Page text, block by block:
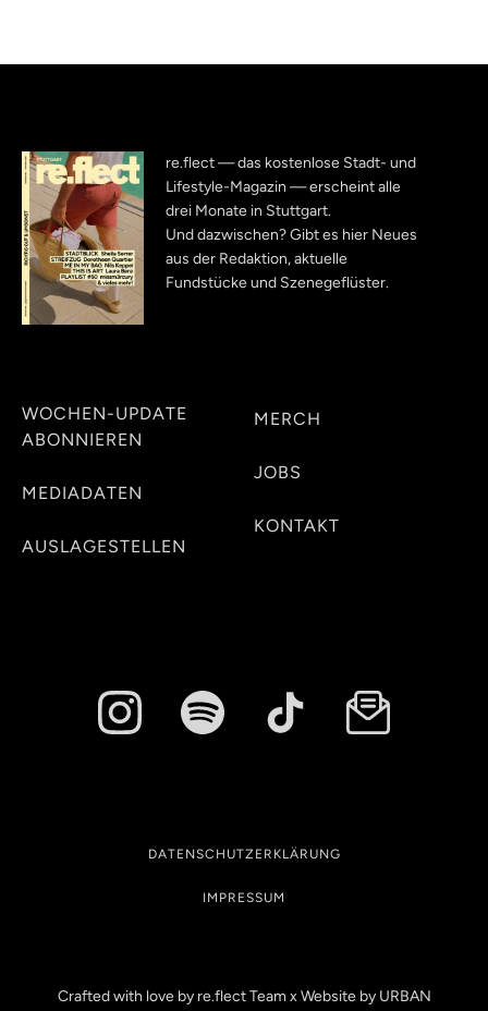
re.flect — das kostenlose Stadt- und
Lifestyle-Magazin — erscheint alle
drei Monate in Stuttgart.
Und dazwischen? Gibt es hier Neues
aus der Redaktion, aktuelle
Fundstücke und Szenegeflüster.
WOCHEN-UPDATE
ABONNIEREN
MEDIADATEN
AUSLAGESTELLEN
MERCH
JOBS
KONTAKT
DATENSCHUTZERKLÄRUNG
IMPRESSUM
Crafted with love by re.flect Team x Website by URBAN